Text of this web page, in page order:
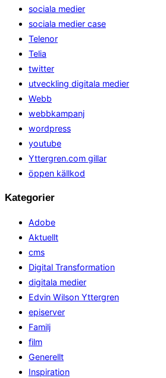
sociala medier
sociala medier case
Telenor
Telia
twitter
utveckling digitala medier
Webb
webbkampanj
wordpress
youtube
Yttergren.com gillar
öppen källkod
Kategorier
Adobe
Aktuellt
cms
Digital Transformation
digitala medier
Edvin Wilson Yttergren
episerver
Familj
film
Generellt
Inspiration